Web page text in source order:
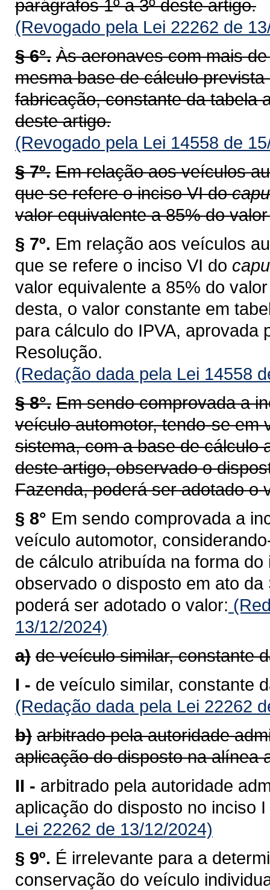
parágrafos 1º a 3º deste artigo.
(Revogado pela Lei 22262 de
§ 6°. Às aeronaves com mais
mesma base de cálculo
fabricação, constante da tabela
deste artigo.
(Revogado pela Lei 14558 de
§ 7º. Em relação aos veículos
que se refere o inciso VI do
valor equivalente a 85% do
§ 7º. Em relação aos veículos
que se refere o inciso VI do
valor equivalente a 85% do
desta, o valor constante em
para cálculo do IPVA, aprovada
Resolução.
(Redação dada pela Lei 14558
§ 8°. Em sendo comprovada a
veículo automotor, tendo-se em
sistema, com a base de
deste artigo, observado o
Fazenda, poderá ser adotado o
§ 8° Em sendo comprovada a
veículo automotor,
de cálculo atribuída na forma
observado o disposto em ato
poderá ser adotado o valor:
13/12/2024)
a) de veículo similar, constante
I - de veículo similar, constante
(Redação dada pela Lei 22262
b) arbitrado pela autoridade
aplicação do disposto na alínea
II - arbitrado pela autoridade
aplicação do disposto no inciso
Lei 22262 de 13/12/2024)
§ 9º. É irrelevante para a
conservação do veículo